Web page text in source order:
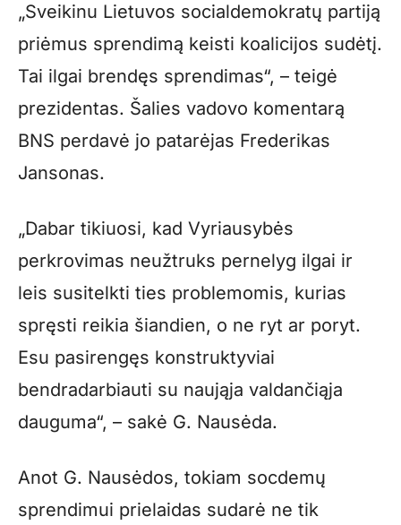
„Sveikinu Lietuvos socialdemokratų partiją
priėmus sprendimą keisti koalicijos sudėtį.
Tai ilgai brendęs sprendimas“, – teigė
prezidentas. Šalies vadovo komentarą
BNS perdavė jo patarėjas Frederikas
Jansonas.
„Dabar tikiuosi, kad Vyriausybės
perkrovimas neužtruks pernelyg ilgai ir
leis susitelkti ties problemomis, kurias
spręsti reikia šiandien, o ne ryt ar poryt.
Esu pasirengęs konstruktyviai
bendradarbiauti su naująja valdančiąja
dauguma“, – sakė G. Nausėda.
Anot G. Nausėdos, tokiam socdemų
sprendimui prielaidas sudarė ne tik